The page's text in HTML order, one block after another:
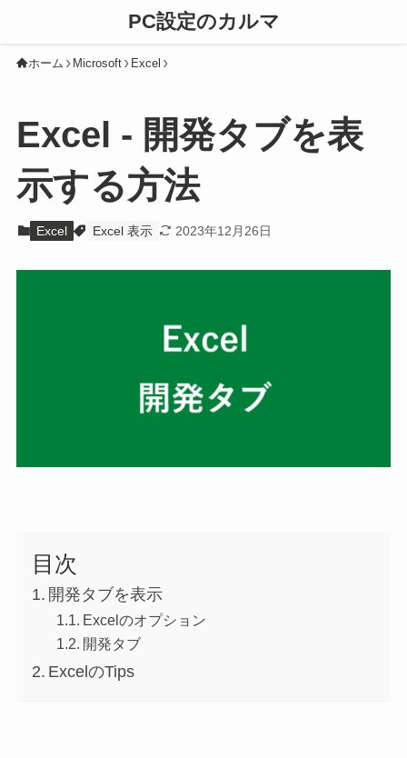
PC設定のカルマ
ホーム Microsoft Excel
Excel - 開発タブを表
示する方法
Excel Excel 表示 2023年12月26日
目次
開発タブを表示
Excelのオプション
開発タブ
ExcelのTips